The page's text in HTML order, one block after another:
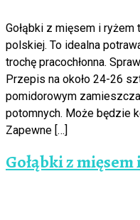
Gołąbki z mięsem i
polskiej. To idealna
trochę pracochłonna.
Przepis na około 24-26
pomidorowym
potomnych. Może będzie
Zapewne […]
Gołąbki z